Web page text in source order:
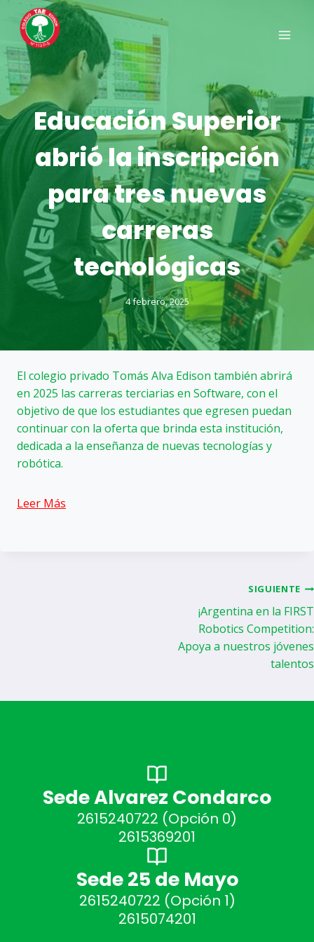
Saltar
contenido
Educación Superior
abrió la inscripción
para tres nuevas
carreras
tecnológicas
4 febrero, 2025
El colegio privado Tomás Alva Edison también abrirá
en 2025 las carreras terciarias en Software, con el
objetivo de que los estudiantes que egresen puedan
continuar con la oferta que brinda esta institución,
dedicada a la enseñanza de nuevas tecnologías y
robótica.
Leer Más
SIGUIENTE
¡Argentina en la FIRST
Robotics Competition:
Apoya a nuestros jóvenes
talentos
Sede Alvarez Condarco
2615240722 (Opción 0)
2615369201
Sede 25 de Mayo
2615240722 (Opción 1)
2615074201